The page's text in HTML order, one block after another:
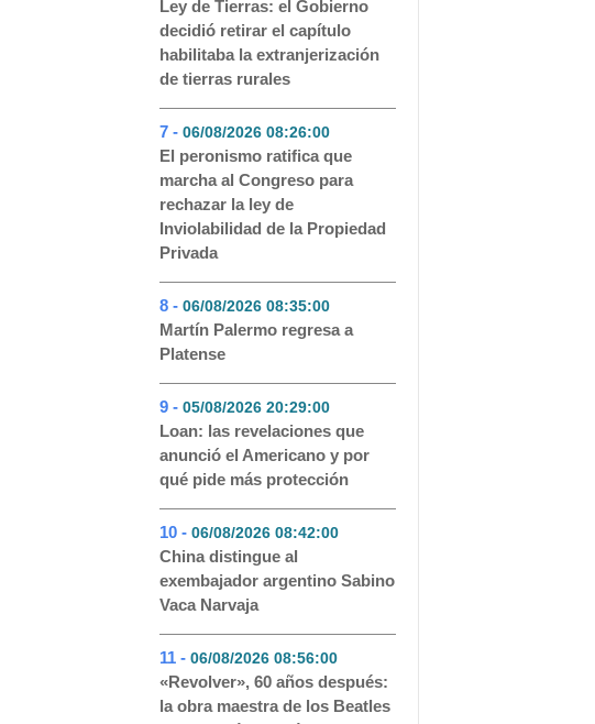
Ley de Tierras: el Gobierno
decidió retirar el capítulo
habilitaba la extranjerización
de tierras rurales
7 - 06/08/2026 08:26:00- 65
El peronismo ratifica que
marcha al Congreso para
rechazar la ley de
Inviolabilidad de la Propiedad
Privada
8 - 06/08/2026 08:35:00- 49
Martín Palermo regresa a
Platense
9 - 05/08/2026 20:29:00- 45
Loan: las revelaciones que
anunció el Americano y por
qué pide más protección
10 - 06/08/2026 08:42:00- 41
China distingue al
exembajador argentino Sabino
Vaca Narvaja
11 - 06/08/2026 08:56:00- 41
«Revolver», 60 años después:
la obra maestra de los Beatles